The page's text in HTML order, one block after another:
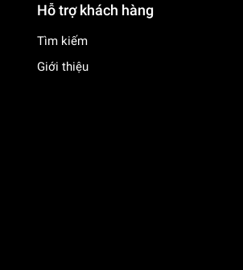
Hỗ trợ khách hàng
Tìm kiếm
Giới thiệu